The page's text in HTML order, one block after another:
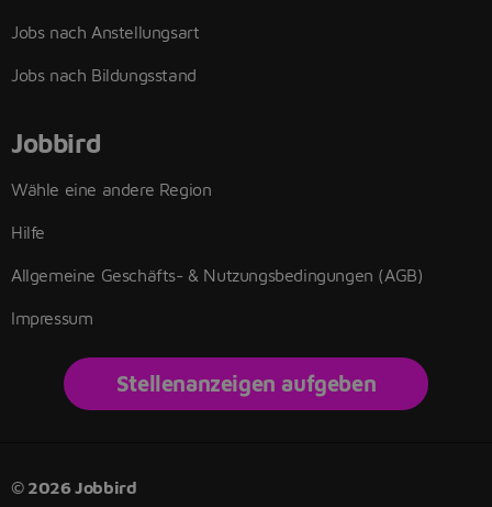
Jobs nach Anstellungsart
Jobs nach Bildungsstand
Jobbird
Wähle eine andere Region
Hilfe
Allgemeine Geschäfts- & Nutzungsbedingungen (AGB)
Impressum
Stellenanzeigen aufgeben
© 2026 Jobbird